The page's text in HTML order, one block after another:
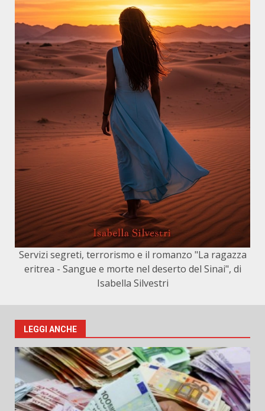
Servizi segreti, terrorismo e il romanzo "La ragazza
eritrea - Sangue e morte nel deserto del Sinai", di
Isabella Silvestri
LEGGI ANCHE